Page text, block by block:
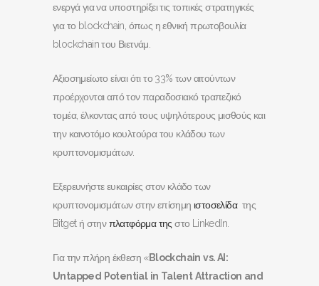
ενεργά για να υποστηρίξει τις τοπικές στρατηγικές
για το blockchain, όπως η εθνική πρωτοβουλία
blockchain του Βιετνάμ.
Αξιοσημείωτο είναι ότι το 33% των αιτούντων
προέρχονται από τον παραδοσιακό τραπεζικό
τομέα, έλκοντας από τους υψηλότερους μισθούς και
την καινοτόμο κουλτούρα του κλάδου των
κρυπτονομισμάτων.
Εξερευνήστε ευκαιρίες στον κλάδο των
κρυπτονομισμάτων στην επίσημη ιστοσελίδατης
Bitget ή στηνπλατφόρμα της στο LinkedIn.
Για την πλήρη έκθεση «Blockchain vs.AI :
Untapped Potential in Talent Attraction and